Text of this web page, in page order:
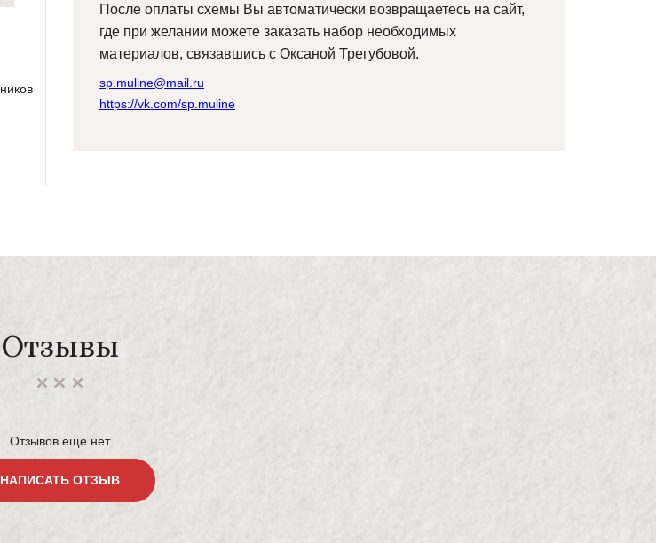
После оплаты схемы Вы автоматически возвращаетесь на сайт,
где при желании можете заказать набор необходимых
материалов, связавшись с Оксаной Трегубовой.
sp.muline@mail.ru
https://vk.com/sp.muline
Отзывы
Отзывов еще нет
НАПИСАТЬ ОТЗЫВ